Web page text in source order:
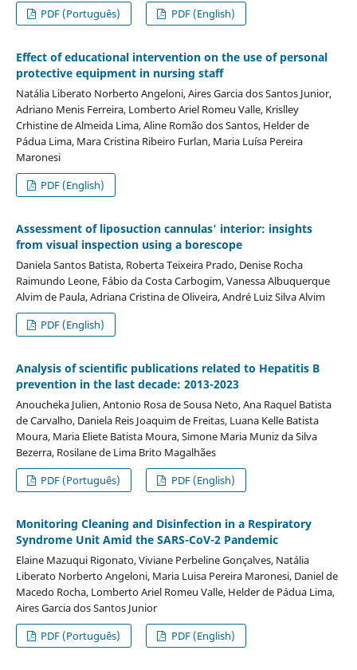
PDF (Português)
PDF (English)
Effect of educational intervention on the use of personal
protective equipment in nursing staff
Natália Liberato Norberto Angeloni, Aires Garcia dos Santos Junior,
Adriano Menis Ferreira, Lomberto Ariel Romeu Valle, Krislley
Crhistine de Almeida Lima, Aline Romão dos Santos, Helder de
Pádua Lima, Mara Cristina Ribeiro Furlan, Maria Luísa Pereira
Maronesi
PDF (English)
Assessment of liposuction cannulas' interior: insights
from visual inspection using a borescope
Daniela Santos Batista, Roberta Teixeira Prado, Denise Rocha
Raimundo Leone, Fábio da Costa Carbogim, Vanessa Albuquerque
Alvim de Paula, Adriana Cristina de Oliveira, André Luiz Silva Alvim
PDF (English)
Analysis of scientific publications related to Hepatitis B
prevention in the last decade: 2013-2023
Anoucheka Julien, Antonio Rosa de Sousa Neto, Ana Raquel Batista
de Carvalho, Daniela Reis Joaquim de Freitas, Luana Kelle Batista
Moura, Maria Eliete Batista Moura, Simone Maria Muniz da Silva
Bezerra, Rosilane de Lima Brito Magalhães
PDF (Português)
PDF (English)
Monitoring Cleaning and Disinfection in a Respiratory
Syndrome Unit Amid the SARS-CoV-2 Pandemic
Elaine Mazuqui Rigonato, Viviane Perbeline Gonçalves, Natália
Liberato Norberto Angeloni, Maria Luisa Pereira Maronesi, Daniel de
Macedo Rocha, Lomberto Ariel Romeu Valle, Helder de Pádua Lima,
Aires Garcia dos Santos Junior
PDF (Português)
PDF (English)